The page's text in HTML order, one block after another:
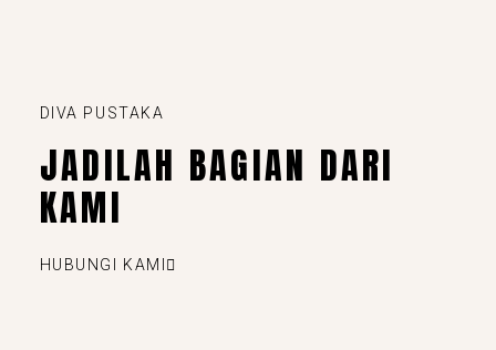
DIVA PUSTAKA
JADILAH BAGIAN DARI
KAMI
HUBUNGI KAMI